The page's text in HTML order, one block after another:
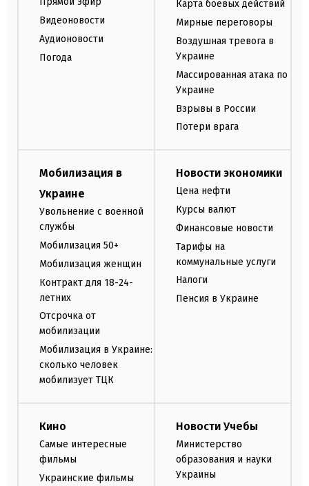
Видеоновости
Аудионовости
Погода
Карта боевых действий
Мирные переговоры
Воздушная тревога в
Украине
Массированная атака по
Украине
Взрывы в России
Потери врага
Мобилизация в
Украине
Увольнение с военной
службы
Мобилизация 50+
Мобилизация женщин
Контракт для 18-24-
летних
Отсрочка от
мобилизации
Мобилизация в Украине:
сколько человек
мобилизует ТЦК
Новости экономики
Цена нефти
Курсы валют
Финансовые новости
Тарифы на
коммунальные услуги
Налоги
Пенсия в Украине
Кино
Самые интересные
фильмы
Украинские фильмы
Новости Учебы
Министерство
образования и науки
Украины